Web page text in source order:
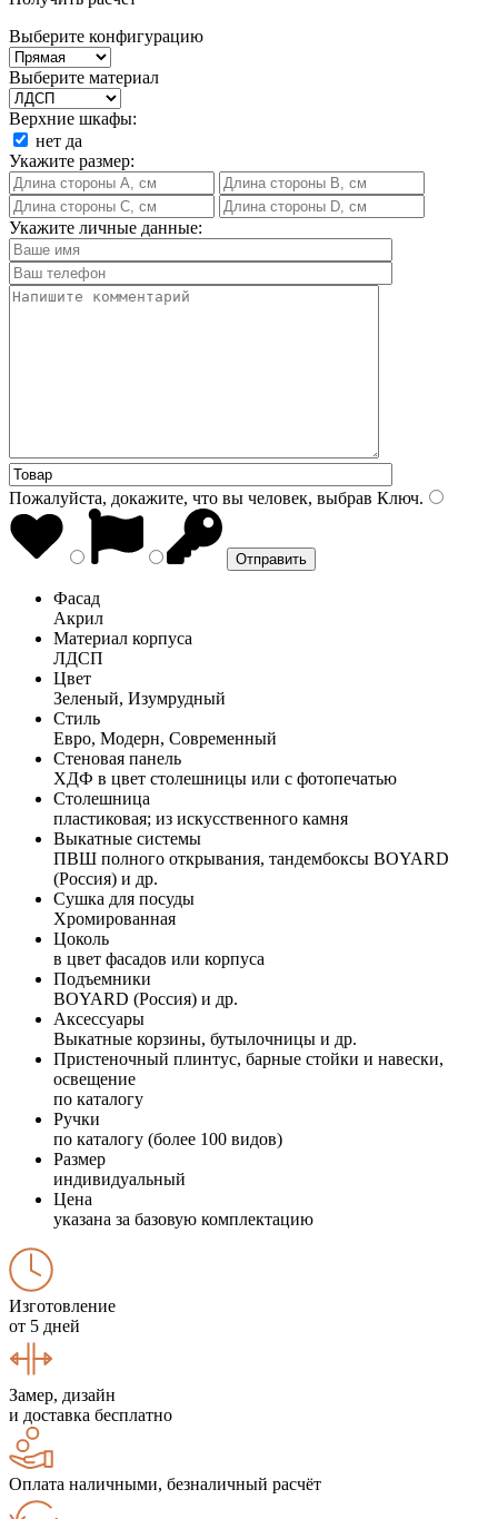
Выберите конфигурацию
Выберите материал
Верхние шкафы:
нет да
Укажите размер:
Укажите личные данные:
Пожалуйста, докажите, что вы человек, выбрав Ключ.
Фасад
Акрил
Материал корпуса
ЛДСП
Цвет
Зеленый, Изумрудный
Стиль
Евро, Модерн, Современный
Стеновая панель
ХДФ в цвет столешницы или с фотопечатью
Столешница
пластиковая; из искусственного камня
Выкатные системы
ПВШ полного открывания, тандембоксы BOYARD
(Россия) и др.
Сушка для посуды
Хромированная
Цоколь
в цвет фасадов или корпуса
Подъемники
BOYARD (Россия) и др.
Аксессуары
Выкатные корзины, бутылочницы и др.
Пристеночный плинтус, барные стойки и навески,
освещение
по каталогу
Ручки
по каталогу (более 100 видов)
Размер
индивидуальный
Цена
указана за базовую комплектацию
Изготовление
от 5 дней
Замер, дизайн
и доставка бесплатно
Оплата наличными, безналичный расчёт